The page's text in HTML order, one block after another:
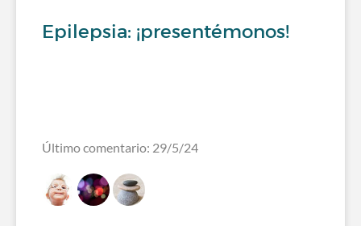
Epilepsia: ¡presentémonos!
Último comentario: 29/5/24